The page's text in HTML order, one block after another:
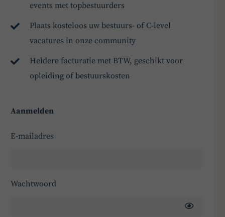
events met topbestuurders
Plaats kosteloos uw bestuurs- of C-level
vacatures in onze community
Heldere facturatie met BTW, geschikt voor
opleiding of bestuurskosten
Aanmelden
E-mailadres
Wachtwoord